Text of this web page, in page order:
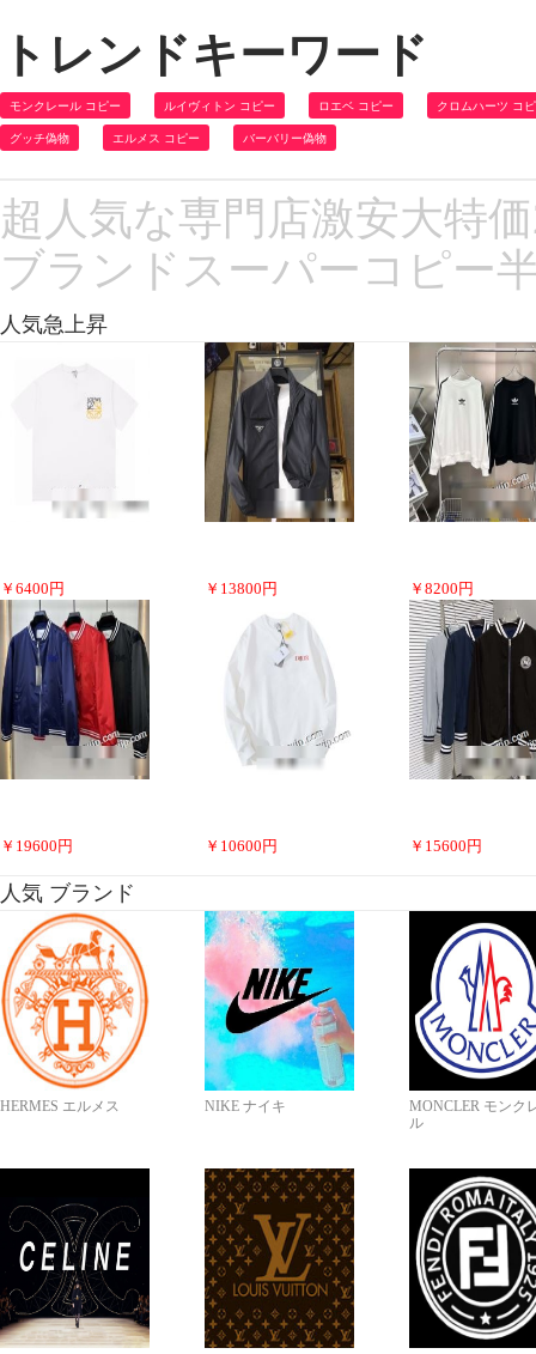
トレンドキーワード
モンクレール コピー ルイヴィトン コピー ロエベ コピー クロムハーツ コ
グッチ偽物 エルメス コピー バーバリー偽物
超人気な専門店激安大特
ブランドスーパーコピー
人気急上昇
￥ 6400 円 ￥ 13800 円 ￥ 8200 円
￥ 19600 円 ￥ 10600 円 ￥ 15600 円
人気 ブランド
HERMES エルメス NIKE ナイキ
MONCLER モンク
ル